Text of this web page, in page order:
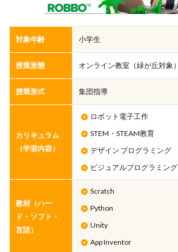
対象年齢 小学生
授業形態 オンライン教室（緑が丘対象）
授業形式 集団指導
カリキュラム
（学習内容）
ロボット電子工作
STEM・STEAM教育
デザイン プログラミング
ビジュアルプログラミング
教材（ハー
ド・ソフト・
言語）
Scratch
Python
Unity
App Inventor